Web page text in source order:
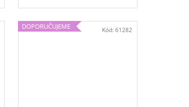
DOPORUČUJEME Kód: 61282